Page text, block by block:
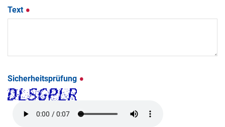
Text
Sicherheitsprüfung